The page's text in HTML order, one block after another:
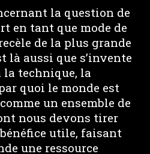
la question de
en tant que mode de
de la plus grande
là aussi que s’invente
technique, la
quoi le monde est
un ensemble de
nous devons tirer
utile, faisant
une ressource